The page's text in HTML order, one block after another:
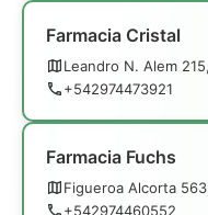
Farmacia Cristal
Leandro N. Alem
+542974473921
Farmacia Fuchs
Figueroa Alcorta
+542974460552